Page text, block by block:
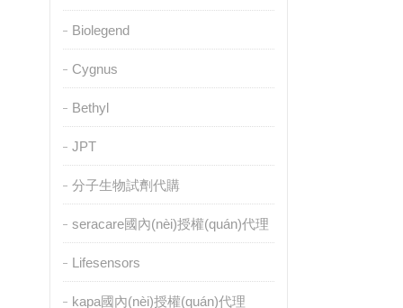
Biolegend
Cygnus
Bethyl
JPT
分子生物試劑代購
seracare國內(nèi)授權(quán)代理
Lifesensors
kapa國內(nèi)授權(quán)代理